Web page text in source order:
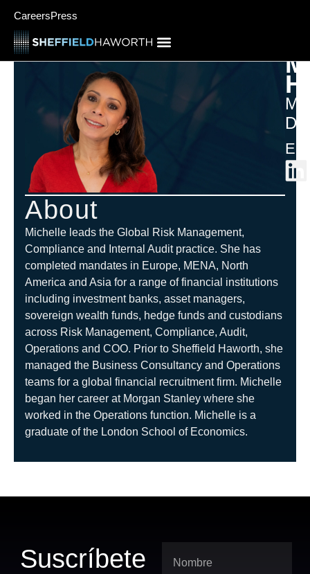
CareersPress
About
Michelle leads the Global Risk Management,
Compliance and Internal Audit practice. She has
completed mandates in Europe, MENA, North
America and Asia for a range of financial institutions
including investment banks, asset managers,
sovereign wealth funds, hedge funds and custodians
across Risk Management, Compliance, Audit,
Operations and COO. Prior to Sheffield Haworth, she
managed the Business Consultancy and Operations
teams for a global financial recruitment firm. Michelle
began her career at Morgan Stanley where she
worked in the Operations function. Michelle is a
graduate of the London School of Economics.
Suscríbete